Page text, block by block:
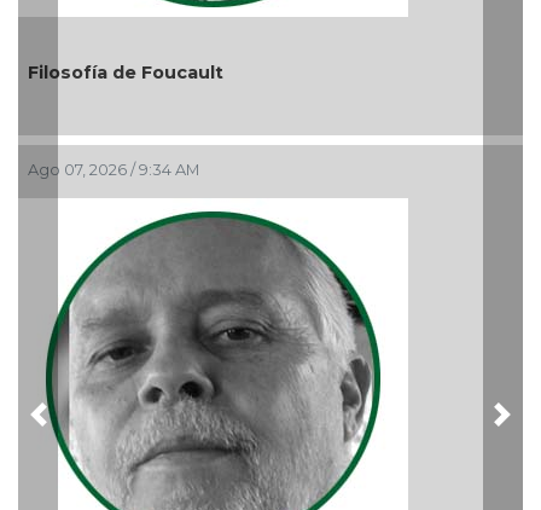
El debate de la Protección de los Derechos de las
Ago 05, 2026 / 11:33 AM